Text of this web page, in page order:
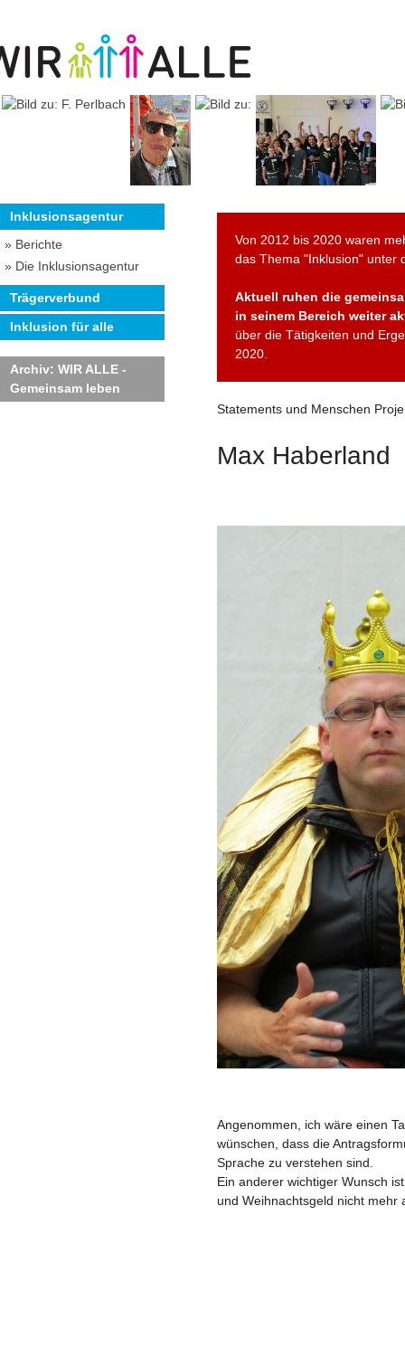
Inklusionsagentur
» Berichte
» Die Inklusionsagentur
Trägerverbund
Inklusion für alle
Archiv: WIR ALLE -
Gemeinsam leben
Von 2012 bis 2020 waren
das Thema "Inklusion" unter
Aktuell ruhen die
in seinem Bereich weiter
über die Tätigkeiten und
2020.
Statements und Menschen
Max Haberland
Angenommen, ich wäre einen
wünschen, dass die
Sprache zu verstehen sind.
Ein anderer wichtiger Wunsch
und Weihnachtsgeld nicht mehr